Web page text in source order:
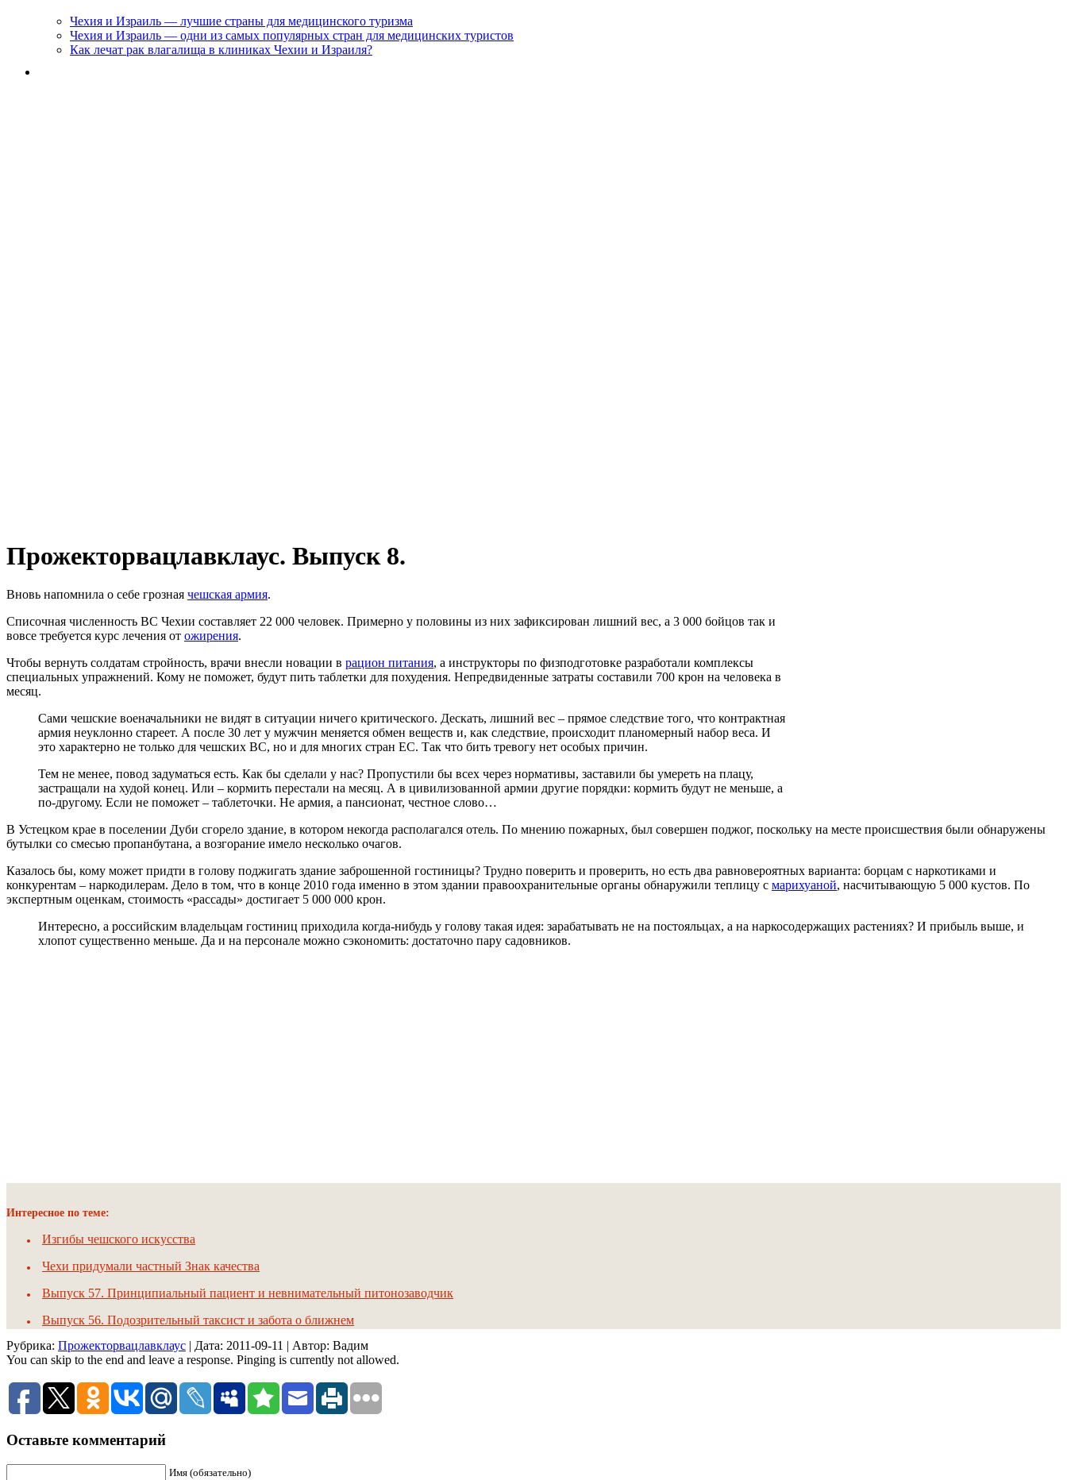
Чехия и Израиль — лучшие страны для медицинского туризма
Чехия и Израиль — одни из самых популярных стран для медицинских туристов
Как лечат рак влагалища в клиниках Чехии и Израиля?
Прожекторвацлавклаус. Выпуск 8.
Вновь напомнила о себе грозная чешская армия.
Списочная численность ВС Чехии составляет 22 000 человек. Примерно у половины из них зафиксирован лишний вес, а 3 000 бойцов так и
вовсе требуется курс лечения от ожирения.
Чтобы вернуть солдатам стройность, врачи внесли новации в рацион питания, а инструкторы по физподготовке разработали комплексы
специальных упражнений. Кому не поможет, будут пить таблетки для похудения. Непредвиденные затраты составили 700 крон на человека в
месяц.
Сами чешские военачальники не видят в ситуации ничего критического. Дескать, лишний вес – прямое следствие того, что контрактная
армия неуклонно стареет. А после 30 лет у мужчин меняется обмен веществ и, как следствие, происходит планомерный набор веса. И
это характерно не только для чешских ВС, но и для многих стран ЕС. Так что бить тревогу нет особых причин.
Тем не менее, повод задуматься есть. Как бы сделали у нас? Пропустили бы всех через нормативы, заставили бы умереть на плацу,
застращали на худой конец. Или – кормить перестали на месяц. А в цивилизованной армии другие порядки: кормить будут не меньше, а
по-другому. Если не поможет – таблеточки. Не армия, а пансионат, честное слово…
В Устецком крае в поселении Дуби сгорело здание, в котором некогда располагался отель. По мнению пожарных, был совершен поджог, поскольку на месте происшествия были обнаружены
бутылки со смесью пропанбутана, а возгорание имело несколько очагов.
Казалось бы, кому может придти в голову поджигать здание заброшенной гостиницы? Трудно поверить и проверить, но есть два равновероятных варианта: борцам с наркотиками и
конкурентам – наркодилерам. Дело в том, что в конце 2010 года именно в этом здании правоохранительные органы обнаружили теплицу с марихуаной, насчитывающую 5 000 кустов. По
экспертным оценкам, стоимость «рассады» достигает 5 000 000 крон.
Интересно, а российским владельцам гостиниц приходила когда-нибудь у голову такая идея: зарабатывать не на постояльцах, а на наркосодержащих растениях? И прибыль выше, и
хлопот существенно меньше. Да и на персонале можно сэкономить: достаточно пару садовников.
Интересное по теме:
Изгибы чешского искусства
Чехи придумали частный Знак качества
Выпуск 57. Принципиальный пациент и невнимательный питонозаводчик
Выпуск 56. Подозрительный таксист и забота о ближнем
Рубрика: Прожекторвацлавклаус | Дата: 2011-09-11 | Автор: Вадим
You can skip to the end and leave a response. Pinging is currently not allowed.
Оставьте комментарий
Имя (обязательно)